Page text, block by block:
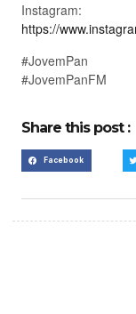
Instagram:
https://
#JovemPan
#JovemPanFM
Share this post :
Facebook